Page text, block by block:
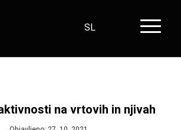
SL
EN
na vrtovih in njivah